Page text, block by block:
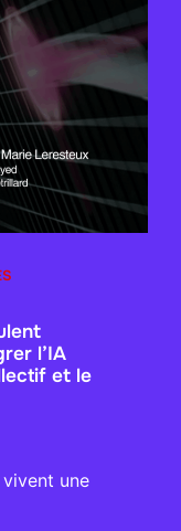
l’IA
et le
vivent une